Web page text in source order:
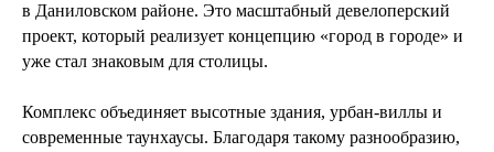
в Даниловском районе. Это масштабный девелоперский
проект, который реализует концепцию «город в городе» и
уже стал знаковым для столицы.
Комплекс объединяет высотные здания, урбан-виллы и
современные таунхаусы. Благодаря такому разнообразию,